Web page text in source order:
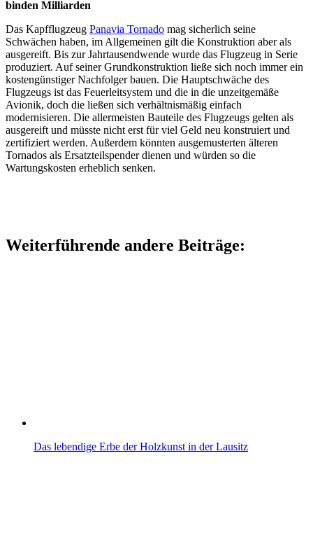
binden Milliarden
Das Kapfflugzeug Panavia Tornado mag sicherlich seine
Schwächen haben, im Allgemeinen gilt die Konstruktion aber als
ausgereift. Bis zur Jahrtausendwende wurde das Flugzeug in Serie
produziert. Auf seiner Grundkonstruktion ließe sich noch immer ein
kostengünstiger Nachfolger bauen. Die Hauptschwäche des
Flugzeugs ist das Feuerleitsystem und die in die unzeitgemäße
Avionik, doch die ließen sich verhältnismäßig einfach
modernisieren. Die allermeisten Bauteile des Flugzeugs gelten als
ausgereift und müsste nicht erst für viel Geld neu konstruiert und
zertifiziert werden. Außerdem könnten ausgemusterten älteren
Tornados als Ersatzteilspender dienen und würden so die
Wartungskosten erheblich senken.
Weiterführende andere Beiträge:
Das lebendige Erbe der Holzkunst in der Lausitz